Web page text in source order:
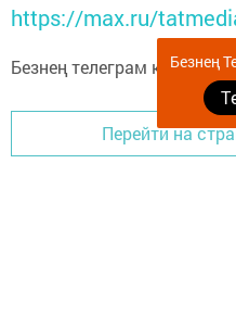
https://max.ru/
Безнең телеграм каналга
Перейти на
Безнең